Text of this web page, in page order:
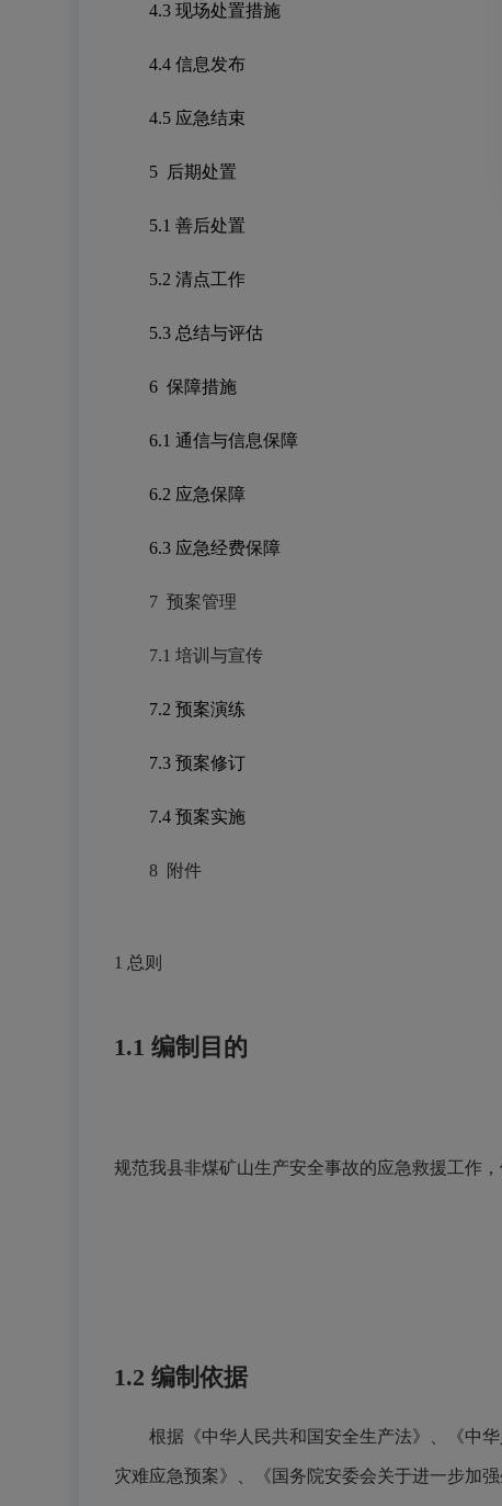
4.3 现场处置措施
4.4 信息发布
4.5 应急结束
5 后期处置
5.1 善后处置
5.2 清点工作
5.3 总结与评估
6 保障措施
6.1 通信与信息保障
6.2 应急保障
6.3 应急经费保障
7 预案管理
7.1 培训与宣传
7.2 预案演练
7.3 预案修订
7.4 预案实施
8 附件
1 总则
1.1 编制目的
规范我县非煤矿山生产安全事故的应急救援工作
1.2 编制依据
根据《中华人民共和国安全生产法》、《中
灾难应急预案》、《国务院安委会关于进一步加